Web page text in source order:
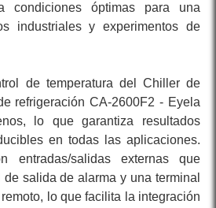
condiciones óptimas para una
industriales y experimentos de
de temperatura del Chiller de
refrigeración CA-2600F2 - Eyela
lo que garantiza resultados
en todas las aplicaciones.
entradas/salidas externas que
salida de alarma y una terminal
lo que facilita la integración